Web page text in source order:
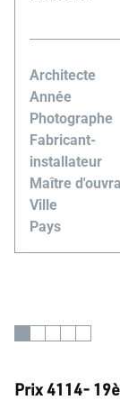
Architecte
Année
Photographe
Fabricant-
installateur
Maître
Ville
Pays
Prix 4114-